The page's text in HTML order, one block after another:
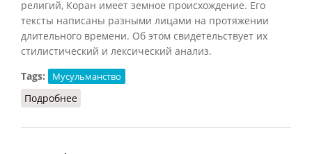
религий, Коран имеет земное происхождение. Его
тексты написаны разными лицами на протяжении
длительного времени. Об этом свидетельствует их
стилистический и лексический анализ.
Tags:
Мусульманство
Подробнее